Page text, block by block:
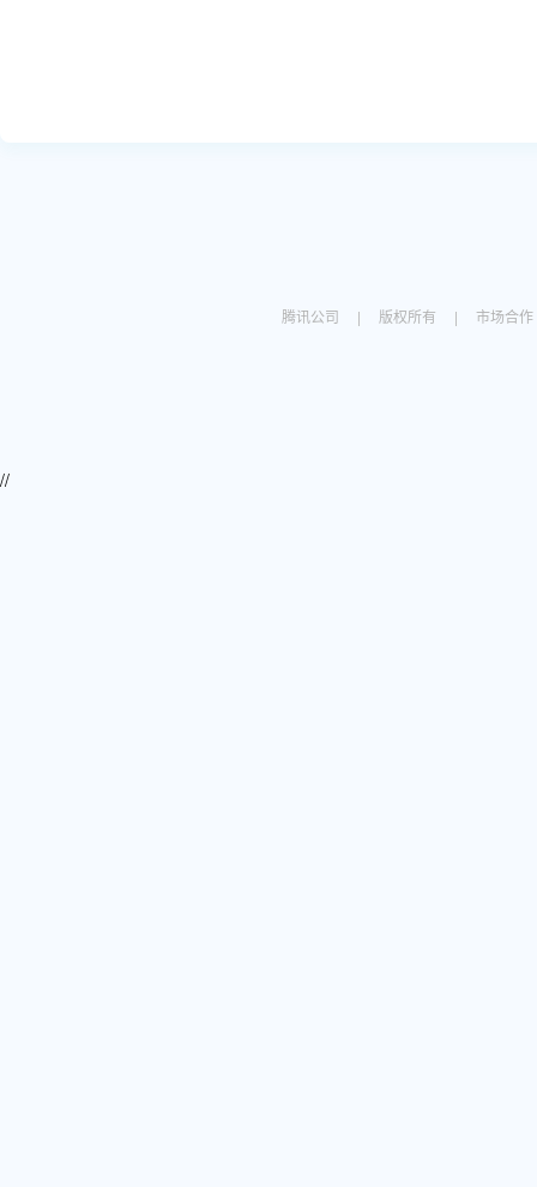
腾讯公司 | 版权所有 | 市场合作
//